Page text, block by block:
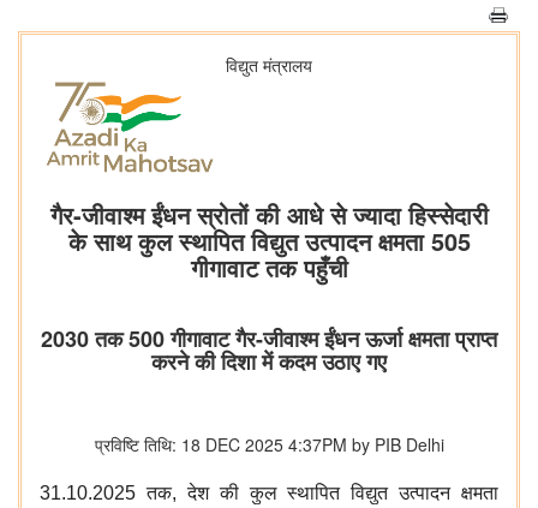
विद्युत मंत्रालय
गैर-जीवाश्म ईंधन स्रोतों की आधे से ज्‍यादा हिस्‍सेदारी
के साथ कुल स्थापित विद्युत उत्पादन क्षमता 505
गीगावाट तक पहुँची
2030 तक 500 गीगावाट गैर-जीवाश्म ईंधन ऊर्जा क्षमता प्राप्त
करने की दिशा में कदम उठाए गए
प्रविष्टि तिथि: 18 DEC 2025 4:37PM by PIB Delhi
31.10.2025 तक, देश की कुल स्थापित विद्युत उत्पादन क्षमता